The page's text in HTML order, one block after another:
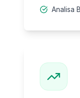
Analisa